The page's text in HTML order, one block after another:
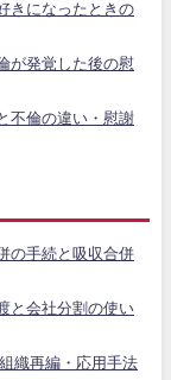
きになったときの
が発覚した後の慰
不倫の違い・慰謝
の手続と吸収合併
と会社分割の使い
織再編・応用手法